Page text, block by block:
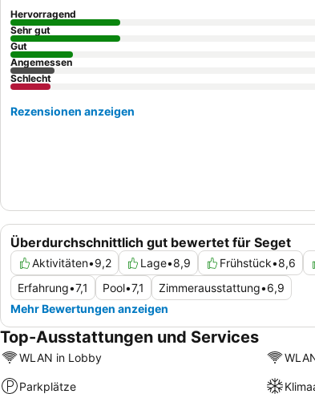
Überdurchschnittlich gut bewertet für Seget
Aktivitäten•9,2 Lage•8,9 Frühstück•8,6
Erfahrung•7,1 Pool•7,1 Zimmerausstattung•6,9
Mehr Bewertungen anzeigen
Hervorragend
Sehr gut
Gut
Angemessen
Schlecht
Rezensionen anzeigen
Top-Ausstattungen und Services
WLAN in Lobby
Parkplätze